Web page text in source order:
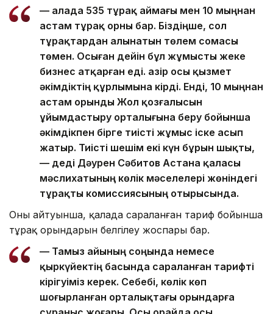
— Қалада 535 тұрақ аймағы мен 10 мыңнан
астам тұрақ орны бар. Біздіңше, сол
тұрақтардан алынатын төлем сомасы
төмен. Осыған дейін бұл жұмысты жеке
бизнес атқарған еді. Қазір осы қызмет
әкімдіктің құрлымына кірді. Енді, 10 мыңнан
астам орынды Жол қозғалысын
ұйымдастыру орталығына беру бойынша
әкімдікпен бірге тиісті жұмыс іске асып
жатыр. Тиісті шешім екі күн бұрын шықты,
— деді Дәурен Сәбитов Астана қаласы
мәслихатының көлік мәселелері жөніндегі
тұрақты комиссиясының отырысында.
Оның айтуынша, қалада сараланған тариф бойынша
тұрақ орындарын белгілеу жоспары бар.
— Тамыз айының соңында немесе
қыркүйектің басында сараланған тарифті
кірігуіміз керек. Себебі, көлік көп
шоғырланған орталықтағы орындарға